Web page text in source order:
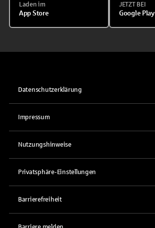
Laden im
App Store
JETZT BEI
Google Play
Datenschutzerklärung
Impressum
Nutzungshinweise
Privatsphäre-Einstellungen
Barrierefreiheit